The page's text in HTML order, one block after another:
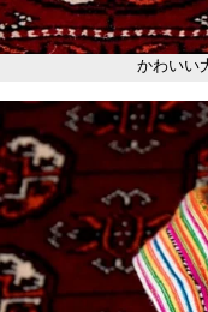
かわいい